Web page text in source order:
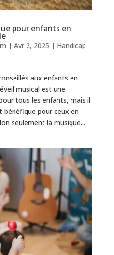
pour enfants en
| Avr 2, 2025 | Handicap
aux enfants en
musical est une
tous les enfants, mais il
pour ceux en
seulement la musique...